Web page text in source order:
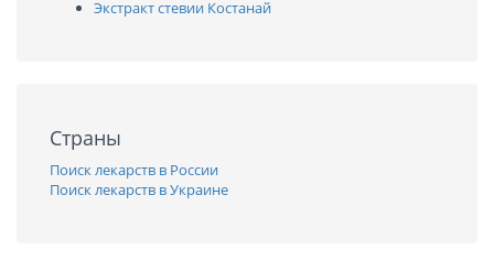
Экстракт стевии Костанай
Страны
Поиск лекарств в России
Поиск лекарств в Украине